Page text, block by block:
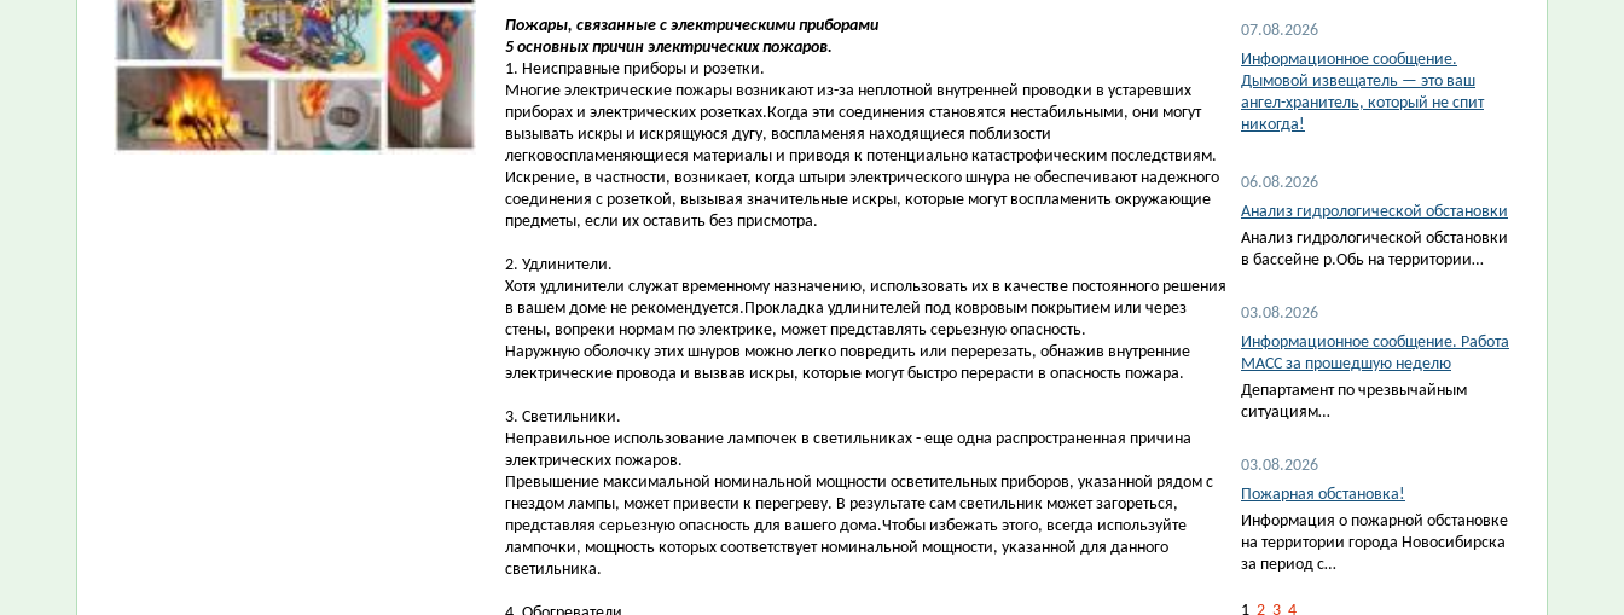
Пожары, связанные с электрическими приборами
5 основных причин электрических пожаров.
1. Неисправные приборы и розетки.
Многие электрические пожары возникают из-за неплотной внутренней проводки в устаревших
приборах и электрических розетках.Когда эти соединения становятся нестабильными, они могут
вызывать искры и искрящуюся дугу, воспламеняя находящиеся поблизости
легковоспламеняющиеся материалы и приводя к потенциально катастрофическим последствиям.
Искрение, в частности, возникает, когда штыри электрического шнура не обеспечивают надежного
соединения с розеткой, вызывая значительные искры, которые могут воспламенить окружающие
предметы, если их оставить без присмотра.
2. Удлинители.
Хотя удлинители служат временному назначению, использовать их в качестве постоянного решения
в вашем доме не рекомендуется.Прокладка удлинителей под ковровым покрытием или через
стены, вопреки нормам по электрике, может представлять серьезную опасность.
Наружную оболочку этих шнуров можно легко повредить или перерезать, обнажив внутренние
электрические провода и вызвав искры, которые могут быстро перерасти в опасность пожара.
3. Светильники.
Неправильное использование лампочек в светильниках - еще одна распространенная причина
электрических пожаров.
Превышение максимальной номинальной мощности осветительных приборов, указанной рядом с
гнездом лампы, может привести к перегреву. В результате сам светильник может загореться,
представляя серьезную опасность для вашего дома.Чтобы избежать этого, всегда используйте
лампочки, мощность которых соответствует номинальной мощности, указанной для данного
светильника.
07.08.2026
Информационное сообщение.
Дымовой извещатель — это ваш
ангел-хранитель, который не спит
никогда!
06.08.2026
Анализ гидрологической обстановки
Анализ гидрологической обстановки
в бассейне р.Обь на территории…
03.08.2026
Информационное сообщение. Работа
МАСС за прошедшую неделю
Департамент по чрезвычайным
ситуациям…
03.08.2026
Пожарная обстановка!
Информация о пожарной обстановке
на территории города Новосибирска
за период с…
1 2 3 4